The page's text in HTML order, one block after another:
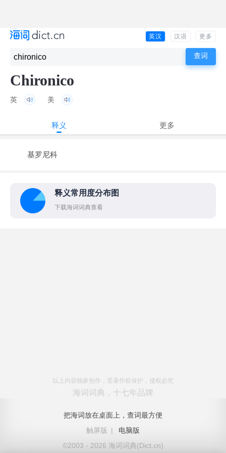
英汉 汉语 更多
Chironico
英 美
释义 更多
基罗尼科
释义常用度分布图
下载海词词典查看
以上内容独家创作，受著作权保护，侵权必究
海词词典，十七年品牌
把海词放在桌面上，查词最方便
触屏版
|
电脑版
©2003 - 2026 海词词典(Dict.cn)